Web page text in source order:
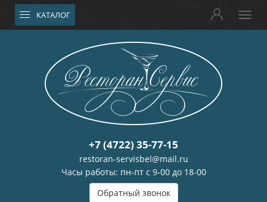
КАТАЛОГ
+7 (4722) 35-77-15
restoran-servisbel@mail.ru
Часы работы: пн-пт с 9-00 до 18-00
Обратный звонок